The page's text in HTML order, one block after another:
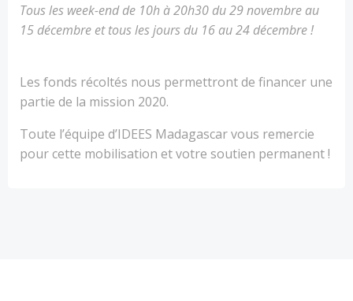
Tous les week-end de 10h à 20h30 du 29 novembre au
15 décembre et tous les jours du 16 au 24 décembre !
Les fonds récoltés nous permettront de financer une
partie de la mission 2020.
Toute l’équipe d’IDEES Madagascar vous remercie
pour cette mobilisation et votre soutien permanent !